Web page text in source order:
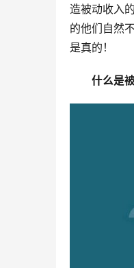
造被动收入
的他们自然
是真的！
什么是